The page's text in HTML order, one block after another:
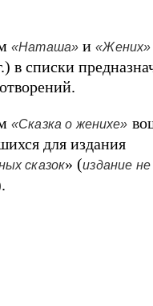
«Наташа» и«Жених»
в списки
«Сказка о женихе»
для издания
сказок» (издание